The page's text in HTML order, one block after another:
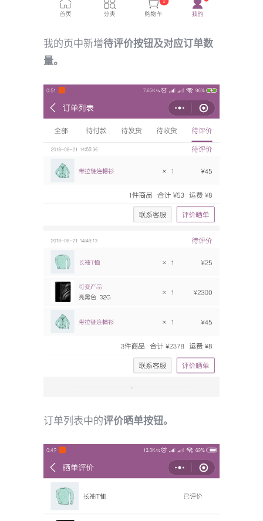
我的页中新增待评价按钮及对应订单数
量。
订单列表中的评价晒单按钮。